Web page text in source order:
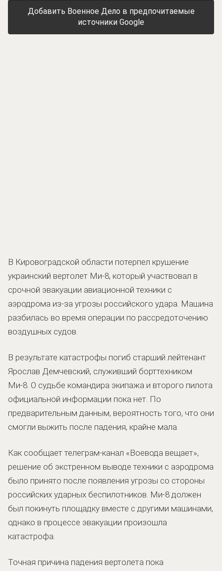
Добавить Военное Дело в предпочитаемые
источники Google
В Кировоградской области потерпел крушение
украинский вертолет Ми-8, который участвовал в
срочной эвакуации авиационной техники с
аэродрома из-за угрозы российского удара. Машина
разбилась во время операции по рассредоточению
воздушных судов.
В результате катастрофы погиб старший лейтенант
Ярослав Демчевский, служивший борттехником
Ми-8. О судьбе командира экипажа и второго пилота
официальной информации пока нет. По
предварительным данным, вероятность того, что они
смогли выжить после падения, крайне мала.
Как сообщает телеграм-канал «Воевода вещает»,
решение об экстренном выводе техники с аэродрома
было принято после появления угрозы со стороны
российских ударных беспилотников. Ми-8 должен
был покинуть площадку вместе с другими машинами,
однако в процессе эвакуации произошла
катастрофа.
Точная причина падения вертолета пока